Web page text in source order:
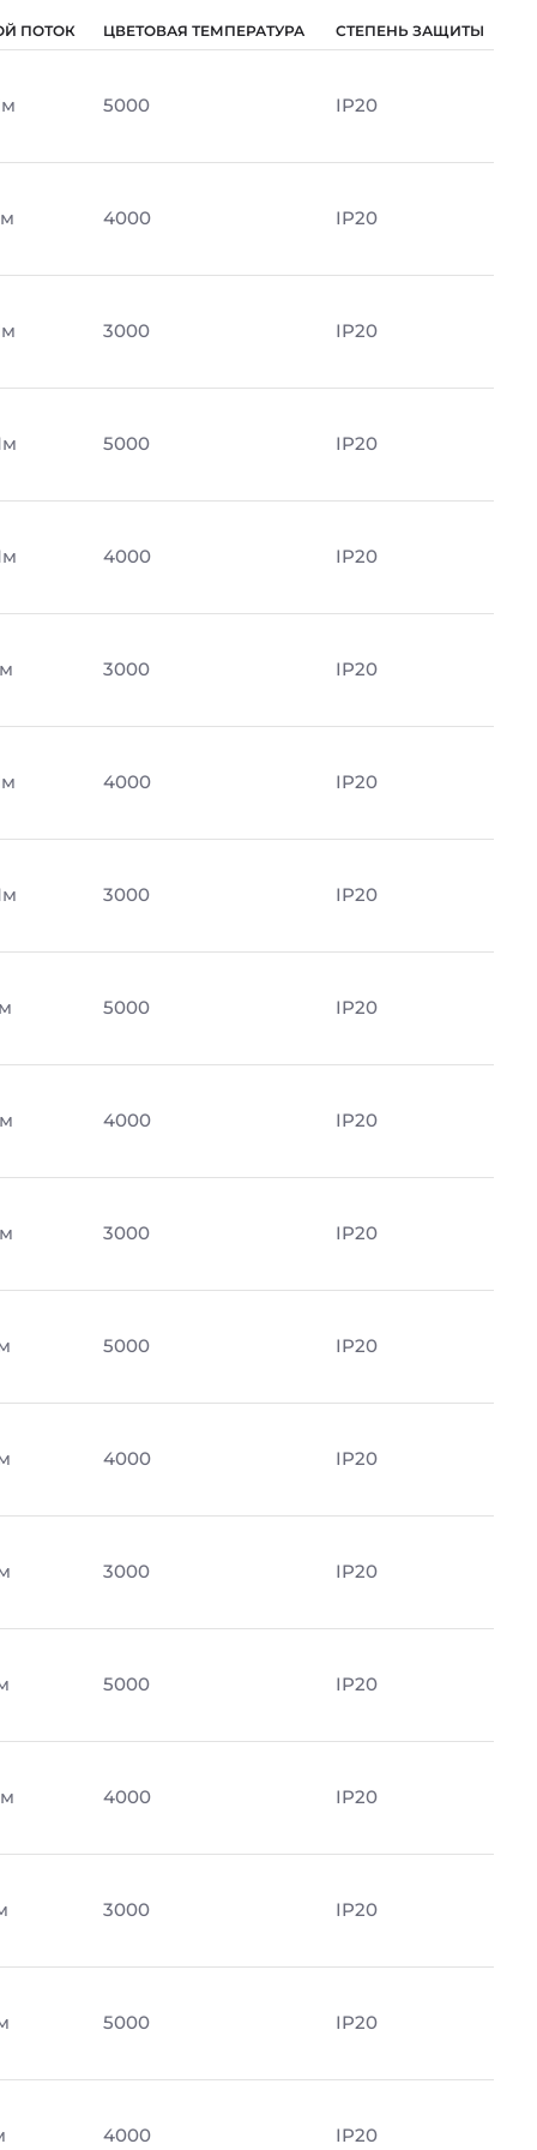
ПОТОК ЦВЕТОВАЯ ТЕМПЕРАТУРА СТЕПЕНЬ ЗАЩИТЫ
5000 IP20
4000 IP20
3000 IP20
5000 IP20
4000 IP20
3000 IP20
4000 IP20
3000 IP20
5000 IP20
4000 IP20
3000 IP20
5000 IP20
4000 IP20
3000 IP20
5000 IP20
4000 IP20
3000 IP20
5000 IP20
4000 IP20